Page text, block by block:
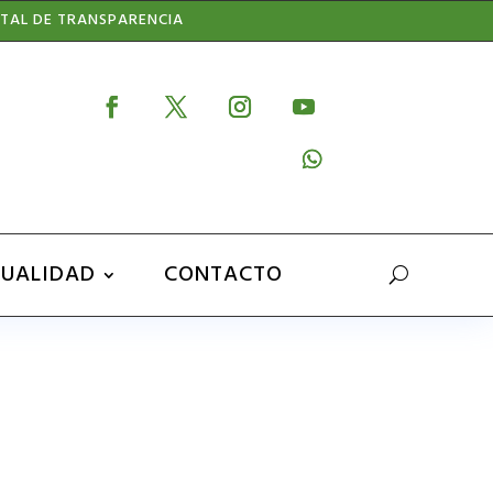
DE TRANSPARENCIA
CONTACTO